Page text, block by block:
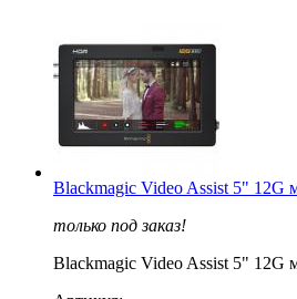
Blackmagic Video Assist 5" 12G
только под заказ!
Blackmagic Video Assist 5" 12G